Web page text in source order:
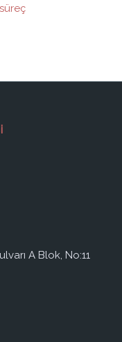
A Blok, No:11